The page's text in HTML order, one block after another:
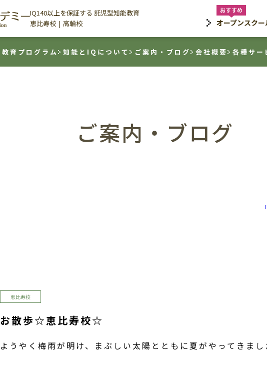
IQ140以上を保証する 託児型知能教育
恵比寿校
高輪校 オープンスクー
教育プログラム 知能とIQについて ご案内・ブログ 会社概要 各種サー
ご案内・ブログ
恵比寿校
お散歩☆恵比寿校☆
ようやく梅雨が明け、まぶしい太陽とともに夏がやってきま